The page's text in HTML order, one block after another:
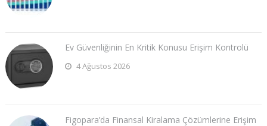
Ev Güvenliğinin En Kritik Konusu Erişim Kontrolü
4 Ağustos 2026
Figopara’da Finansal Kiralama Çözümlerine Erişim